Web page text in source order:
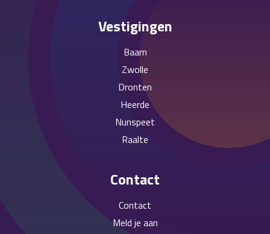
Vestigingen
Baarn
Zwolle
Dronten
Heerde
Nunspeet
Raalte
Contact
Contact
Meld je aan